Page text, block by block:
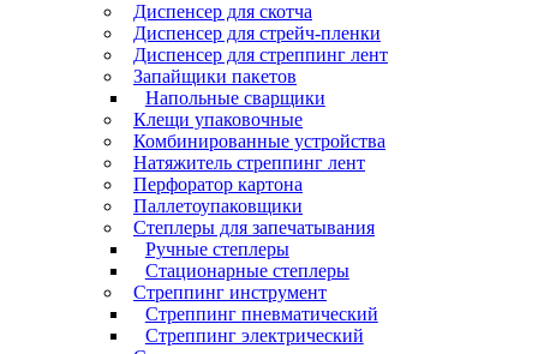
Диспенсер для скотча
Диспенсер для стрейч-пленки
Диспенсер для стреппинг лент
Запайщики пакетов
Напольные сварщики
Клещи упаковочные
Комбинированные устройства
Натяжитель стреппинг лент
Перфоратор картона
Паллетоупаковщики
Степлеры для запечатывания
Ручные степлеры
Стационарные степлеры
Стреппинг инструмент
Стреппинг пневматический
Стреппинг электрический